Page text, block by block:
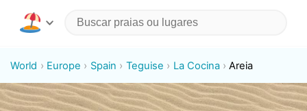
World Europe Spain Teguise La Cocina Areia